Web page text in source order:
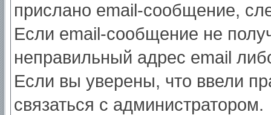
прислано email-сообщение,
Если email-сообщение не
неправильный адрес email
Если вы уверены, что ввели
связаться с администратором.